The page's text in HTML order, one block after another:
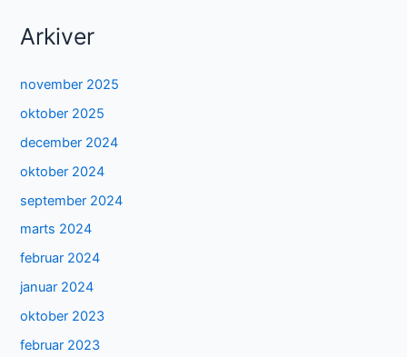
Arkiver
november 2025
oktober 2025
december 2024
oktober 2024
september 2024
marts 2024
februar 2024
januar 2024
oktober 2023
februar 2023